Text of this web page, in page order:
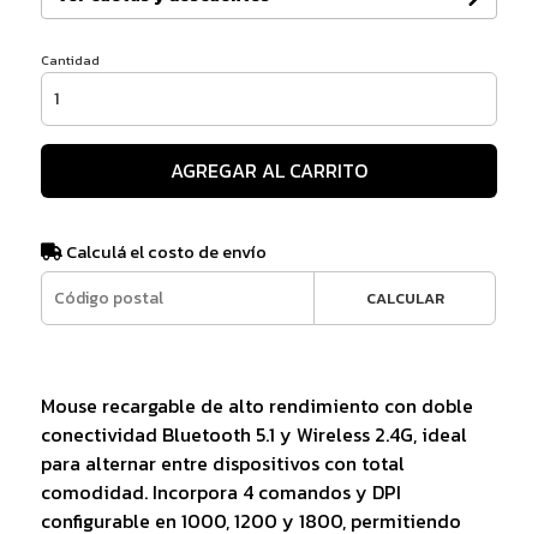
Cantidad
AGREGAR AL CARRITO
Calculá el costo de envío
CALCULAR
Mouse recargable de alto rendimiento con doble
conectividad Bluetooth 5.1 y Wireless 2.4G, ideal
para alternar entre dispositivos con total
comodidad. Incorpora 4 comandos y DPI
configurable en 1000, 1200 y 1800, permitiendo